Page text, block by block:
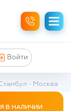
Войти
- Москва
В НАЛИЧИИ